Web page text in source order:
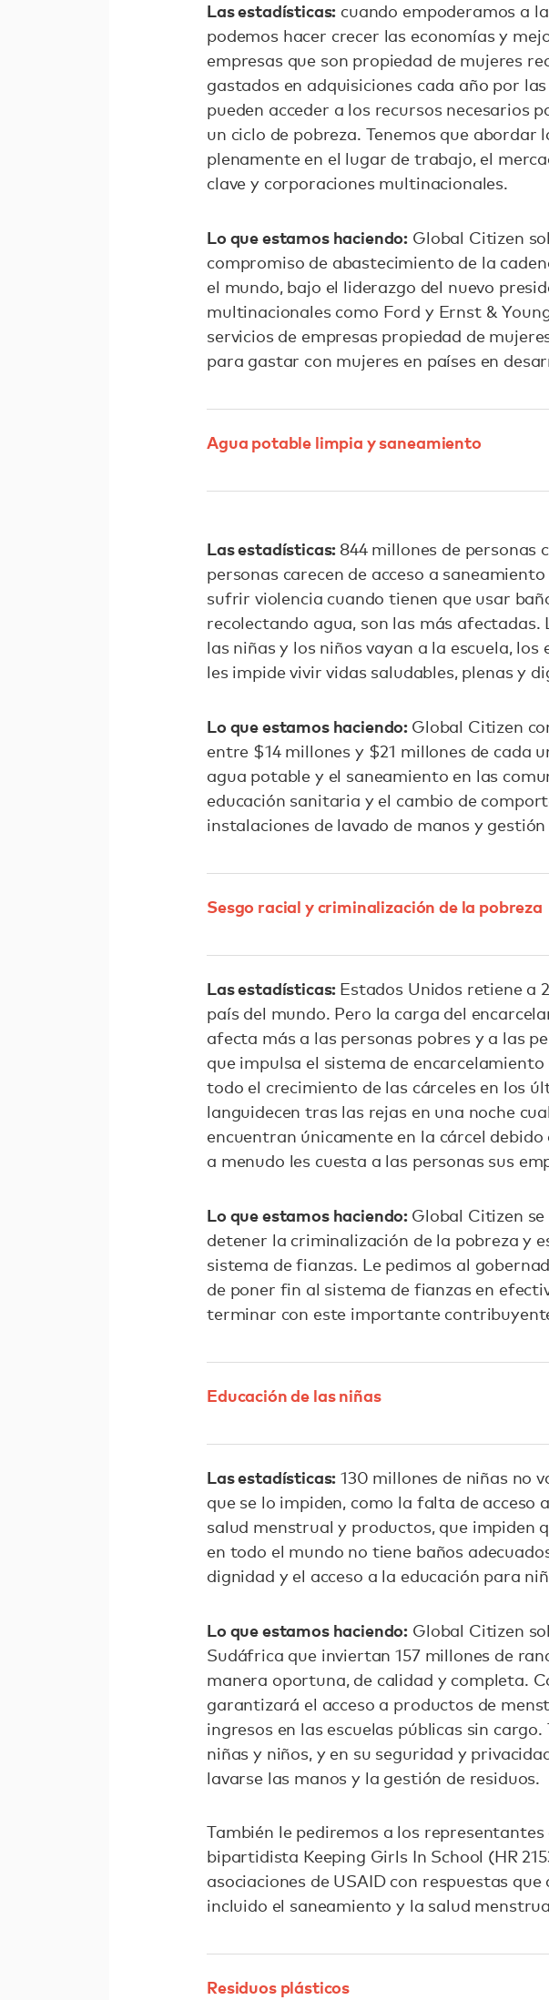
Las estadísticas: cuando empoderamos a
podemos hacer crecer las economías y
empresas que son propiedad de mujeres
gastados en adquisiciones cada año por
pueden acceder a los recursos necesarios
un ciclo de pobreza. Tenemos que
plenamente en el lugar de trabajo, el
clave y corporaciones multinacionales.
Lo que estamos haciendo: Global Citizen
compromiso de abastecimiento de la
el mundo, bajo el liderazgo del nuevo
multinacionales como Ford y Ernst &
servicios de empresas propiedad de
para gastar con mujeres en países en
Agua potable limpia y saneamiento
Las estadísticas: 844 millones de personas
personas carecen de acceso a
sufrir violencia cuando tienen que usar
recolectando agua, son las más
las niñas y los niños vayan a la escuela,
les impide vivir vidas saludables, plenas y
Lo que estamos haciendo: Global Citizen
entre $14 millones y $21 millones de cada
agua potable y el saneamiento en las
educación sanitaria y el cambio de
instalaciones de lavado de manos y gestión
Sesgo racial y criminalización de la pobreza
Las estadísticas: Estados Unidos retiene a
país del mundo. Pero la carga del
afecta más a las personas pobres y a las
que impulsa el sistema de
todo el crecimiento de las cárceles en los
languidecen tras las rejas en una noche
encuentran únicamente en la cárcel
a menudo les cuesta a las personas sus
Lo que estamos haciendo: Global Citizen
detener la criminalización de la pobreza y
sistema de fianzas. Le pedimos al
de poner fin al sistema de fianzas en
terminar con este importante
Educación de las niñas
Las estadísticas: 130 millones de niñas no
que se lo impiden, como la falta de acceso
salud menstrual y productos, que impiden
en todo el mundo no tiene baños
dignidad y el acceso a la educación para
Lo que estamos haciendo: Global Citizen
Sudáfrica que inviertan 157 millones de
manera oportuna, de calidad y completa.
garantizará el acceso a productos de
ingresos en las escuelas públicas sin
niñas y niños, y en su seguridad y
lavarse las manos y la gestión de residuos.
También le pediremos a los
bipartidista Keeping Girls In School (HR
asociaciones de USAID con respuestas
incluido el saneamiento y la salud
Residuos plásticos